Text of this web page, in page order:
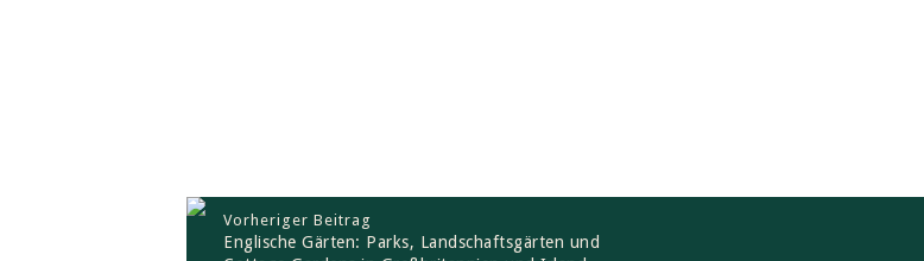
Vorheriger Beitrag
Englische Gärten: Parks, Landschaftsgärten und